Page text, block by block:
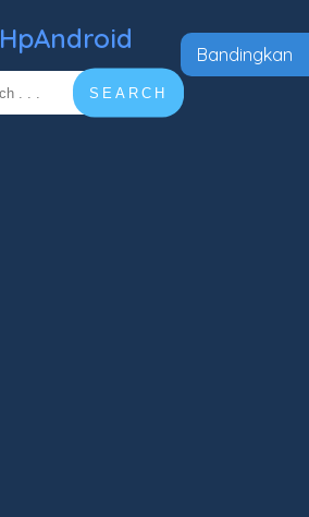
HpAndroid
SEARCH
Bandingkan